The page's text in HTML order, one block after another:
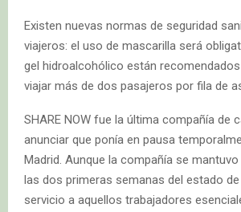
Existen nuevas normas de seguridad
viajeros: el uso de mascarilla será
gel hidroalcohólico están
viajar más de dos pasajeros por fila de
SHARE NOW fue la última compañía de
anunciar que ponía en pausa
Madrid. Aunque la compañía se
las dos primeras semanas del estado
servicio a aquellos trabajadores